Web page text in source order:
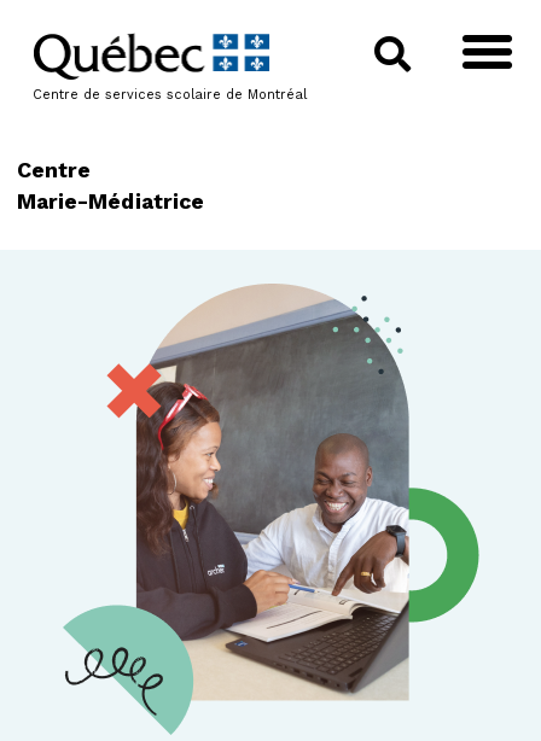
Centre de services scolaire de Montréal
Centre
Marie-Médiatrice